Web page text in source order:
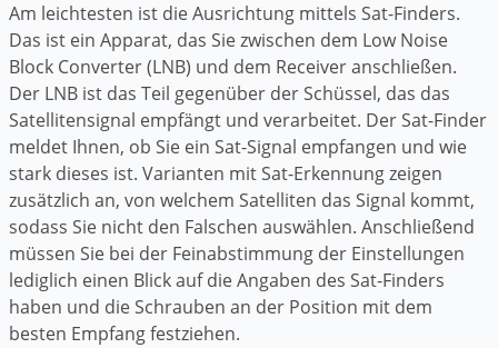
Am leichtesten ist die Ausrichtung mittels Sat-Finders.
Das ist ein Apparat, das Sie zwischen dem Low Noise
Block Converter (LNB) und dem Receiver anschließen.
Der LNB ist das Teil gegenüber der Schüssel, das das
Satellitensignal empfängt und verarbeitet. Der Sat-Finder
meldet Ihnen, ob Sie ein Sat-Signal empfangen und wie
stark dieses ist. Varianten mit Sat-Erkennung zeigen
zusätzlich an, von welchem Satelliten das Signal kommt,
sodass Sie nicht den Falschen auswählen. Anschließend
müssen Sie bei der Feinabstimmung der Einstellungen
lediglich einen Blick auf die Angaben des Sat-Finders
haben und die Schrauben an der Position mit dem
besten Empfang festziehen.